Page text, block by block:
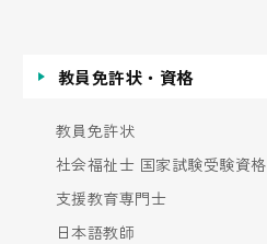
教員免許状・資格
教員免許状
社会福祉士 国家試験受験資格
支援教育専門士
日本語教師